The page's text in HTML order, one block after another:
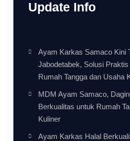
Update Info
Ayam Karkas Samaco Kini
Jabodetabek, Solusi
Rumah Tangga dan Usaha
MDM Ayam Samaco,
Berkualitas untuk Rumah
Kuliner
Ayam Karkas Halal